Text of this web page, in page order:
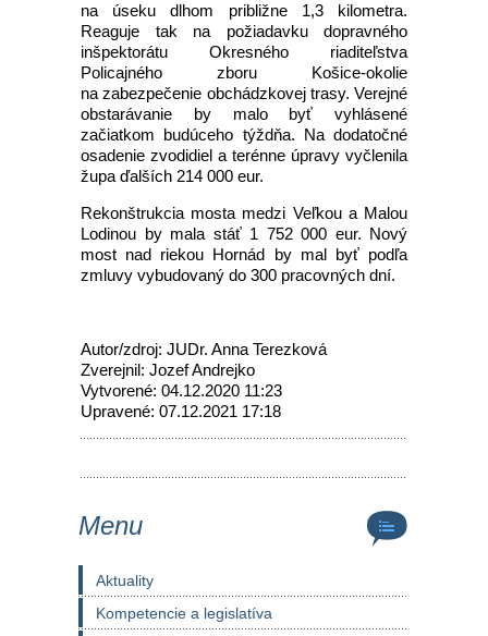
na úseku dlhom približne 1,3 kilometra.
Reaguje tak na požiadavku dopravného
inšpektorátu Okresného riaditeľstva
Policajného zboru Košice-okolie
na zabezpečenie obchádzkovej trasy. Verejné
obstarávanie by malo byť vyhlásené
začiatkom budúceho týždňa. Na dodatočné
osadenie zvodidiel a terénne úpravy vyčlenila
župa ďalších 214 000 eur.
Rekonštrukcia mosta medzi Veľkou a Malou
Lodinou by mala stáť 1 752 000 eur. Nový
most nad riekou Hornád by mal byť podľa
zmluvy vybudovaný do 300 pracovných dní.
Autor/zdroj: JUDr. Anna Terezková
Zverejnil: Jozef Andrejko
Vytvorené: 04.12.2020 11:23
Upravené: 07.12.2021 17:18
Menu
Aktuality
Kompetencie a legislatíva